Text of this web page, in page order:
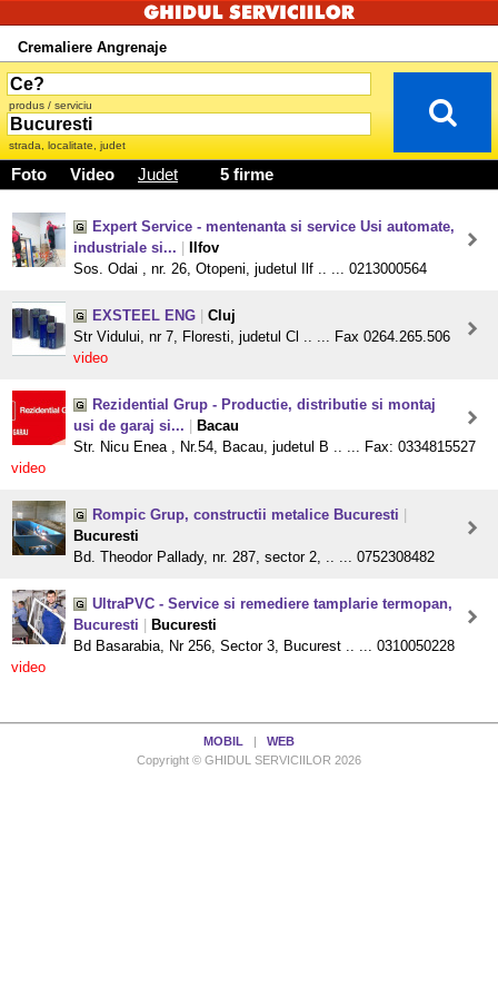
Cremaliere Angrenaje
produs / serviciu
strada, localitate, judet
Foto Video Judet 5 firme
Expert Service - mentenanta si service Usi automate,
industriale si...
Ilfov
Sos. Odai , nr. 26, Otopeni, judetul Ilf .. ... 0213000564
EXSTEEL ENG
Cluj
Str Vidului, nr 7, Floresti, judetul Cl .. ... Fax 0264.265.506
video
Rezidential Grup - Productie, distributie si montaj
usi de garaj si...
Bacau
Str. Nicu Enea , Nr.54, Bacau, judetul B .. ... Fax: 0334815527
video
Rompic Grup, constructii metalice Bucuresti
Bucuresti
Bd. Theodor Pallady, nr. 287, sector 2, .. ... 0752308482
UltraPVC - Service si remediere tamplarie termopan,
Bucuresti
Bucuresti
Bd Basarabia, Nr 256, Sector 3, Bucurest .. ... 0310050228
video
MOBIL
WEB
Copyright © GHIDUL SERVICIILOR 2026